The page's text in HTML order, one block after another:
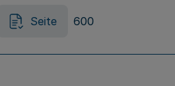
Seite 600